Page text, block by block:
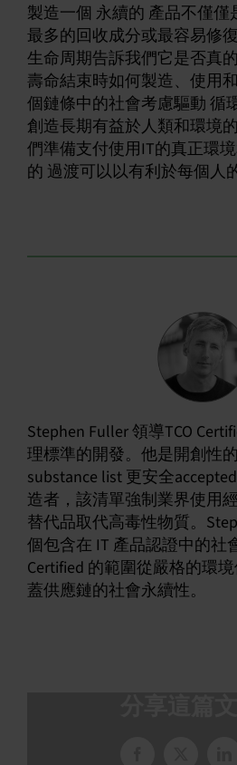
製造一個 永續的 產品不僅
最多的回收成分或最容易修
生命周期告訴我們它是否真
壽命結束時如何製造、使用
個鏈條中的社會考慮驅動 循
創造長期有益於人類和環境
們準備支付使用IT的真正環
的 過渡可以以有利於每個人
Stephen Fuller 領導TCO
理標準的開發。他是開創性
substance list 更安全
造者，該清單強制業界使用
替代品取代高毒性物質。
個包含在 IT 產品認證中的社
Certified 的範圍從嚴格的環
蓋供應鏈的社會永續性。